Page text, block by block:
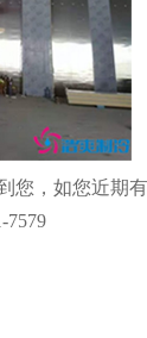
您，如您近期
7579